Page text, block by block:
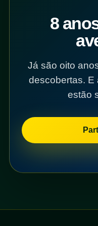
8
Já são oito
descobertas. E
estão